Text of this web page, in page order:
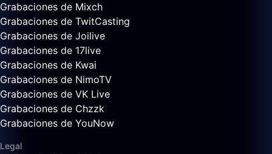
Grabaciones de Mixch
Grabaciones de TwitCasting
Grabaciones de Joilive
Grabaciones de 17live
Grabaciones de Kwai
Grabaciones de NimoTV
Grabaciones de VK Live
Grabaciones de Chzzk
Grabaciones de YouNow
Legal